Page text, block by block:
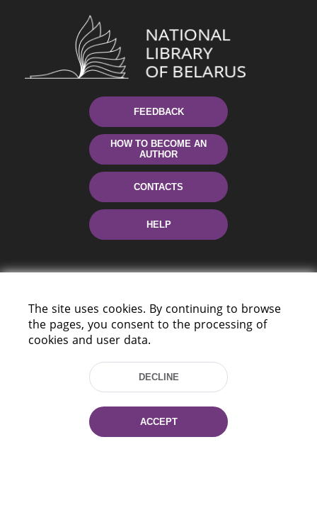
FEEDBACK
HOW TO BECOME AN
AUTHOR
CONTACTS
HELP
220114, Niezaležnasci Ave. 116, Minsk,
Tel.: (+375 17) 368 37 37
Fax: (+375 17) 368 97 06
E-mail: inbox@nlb.by
The site uses cookies. By continuing to browse
the pages, you consent to the processing of
cookies and user data.
DECLINE
ACCEPT